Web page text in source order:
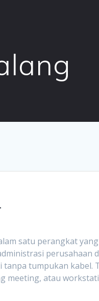
satu perangkat
perusahaan
tumpukan kabel.
meeting, atau